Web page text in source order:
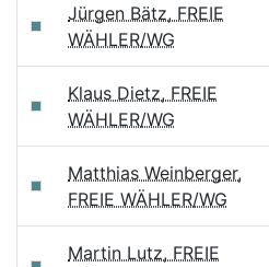
Jürgen Bätz, FREIE
WÄHLER/WG
Klaus Dietz, FREIE
WÄHLER/WG
Matthias Weinberger,
FREIE WÄHLER/WG
Martin Lutz, FREIE